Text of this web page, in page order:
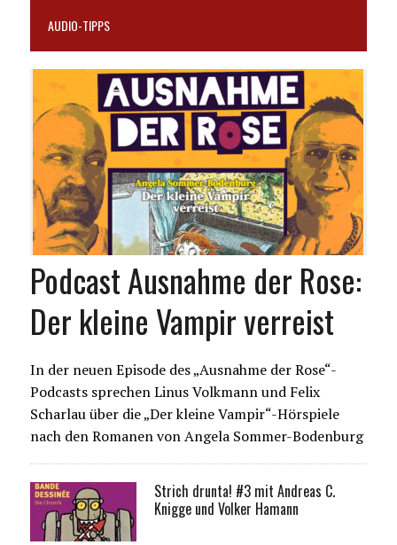
AUDIO-TIPPS
Podcast Ausnahme der Rose:
Der kleine Vampir verreist
In der neuen Episode des „Ausnahme der Rose“-
Podcasts sprechen Linus Volkmann und Felix
Scharlau über die „Der kleine Vampir“-Hörspiele
nach den Romanen von Angela Sommer-Bodenburg
Strich drunta! #3 mit Andreas C.
Knigge und Volker Hamann